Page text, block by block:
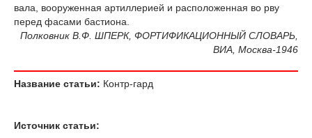
вала, вооруженная артиллерией и расположенная во рву
перед фасами бастиона.
Полковник В.Ф. ШПЕРК, ФОРТИФИКАЦИОННЫЙ СЛОВАРЬ,
ВИА, Москва-1946
Название статьи: Контр-гард
Источник статьи: